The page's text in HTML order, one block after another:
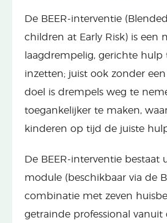
De BEER-interventie
children at Early Risk) is een
laagdrempelig, gerichte hulp
inzetten; juist ook zonder
doel is drempels weg te
toegankelijker te maken,
kinderen op tijd de juiste
De BEER-interventie bestaat
module (beschikbaar via de
combinatie met zeven
getrainde professional vanuit